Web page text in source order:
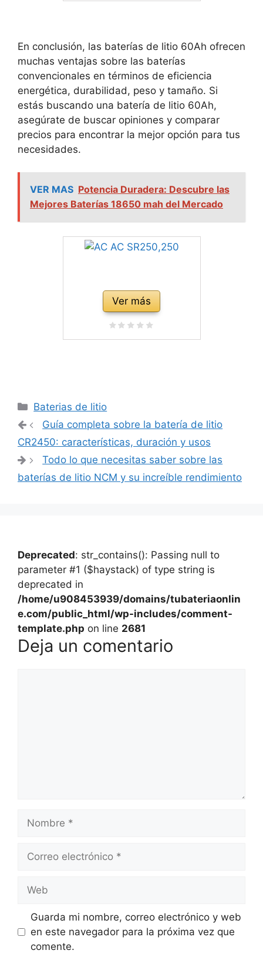
En conclusión, las baterías de litio 60Ah ofrecen
muchas ventajas sobre las baterías
convencionales en términos de eficiencia
energética, durabilidad, peso y tamaño. Si
estás buscando una batería de litio 60Ah,
asegúrate de buscar opiniones y comparar
precios para encontrar la mejor opción para tus
necesidades.
VER MAS Potencia Duradera: Descubre las
Mejores Baterías 18650 mah del Mercado
Ver más
Categorías
Baterias de litio
Navegación
de
Guía completa sobre la batería de litio
CR2450: características, duración y usos
Todo lo que necesitas saber sobre las
baterías de litio NCM y su increíble rendimiento
Deprecated: str_contains(): Passing null to
parameter #1 ($haystack) of type string is
deprecated in
/home/u908453939/domains/tubateriaonlin
e.com/public_html/wp-includes/comment-
template.php on line 2681
Deja un comentario
Nombre
Correo
Web
Guarda mi nombre, correo electrónico y web
en este navegador para la próxima vez que
comente.